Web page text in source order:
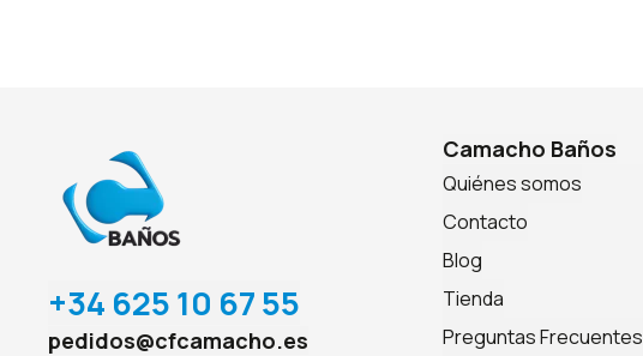
+34 625 10 67 55
pedidos@cfcamacho.es
Camacho Baños
Quiénes somos
Contacto
Blog
Tienda
Preguntas Frecuentes